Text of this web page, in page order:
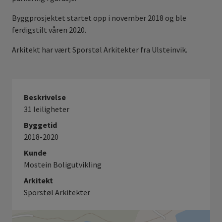
Byggprosjektet startet opp i november 2018 og ble
ferdigstilt våren 2020.
Arkitekt har vært Sporstøl Arkitekter fra Ulsteinvik.
Beskrivelse
31 leiligheter
Byggetid
2018-2020
Kunde
Mostein Boligutvikling
Arkitekt
Sporstøl Arkitekter